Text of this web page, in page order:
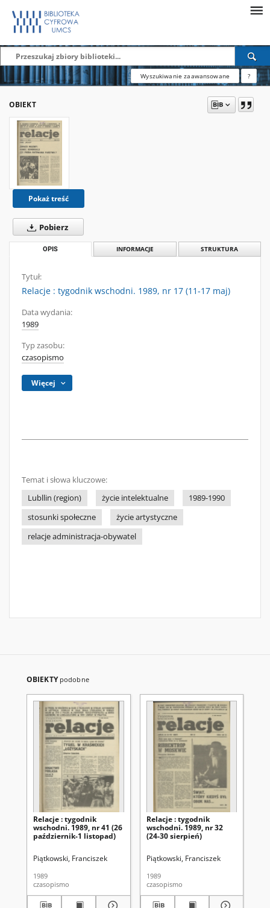
Wyszukiwanie zaawansowane ?
OBIEKT
Pokaż treść
Pobierz
OPIS INFORMACJE STRUKTURA
Tytuł:
Relacje : tygodnik wschodni. 1989, nr 17 (11-17 maj)
Data wydania:
1989
Typ zasobu:
czasopismo
Więcej
Temat i słowa kluczowe:
Lubllin (region)
życie intelektualne
1989-1990
stosunki społeczne
życie artystyczne
relacje administracja-obywatel
OBIEKTY podobne
Relacje : tygodnik
wschodni. 1989, nr 41 (26
październik-1 listopad)
Piątkowski, Franciszek
1989
czasopismo
Relacje : tygodnik
wschodni. 1989, nr 32
(24-30 sierpień)
Piątkowski, Franciszek
1989
czasopismo